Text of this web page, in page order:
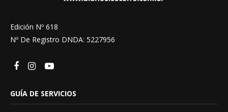
Edición Nº 618
Nº De Registro DNDA: 5227956
GUÍA DE SERVICIOS